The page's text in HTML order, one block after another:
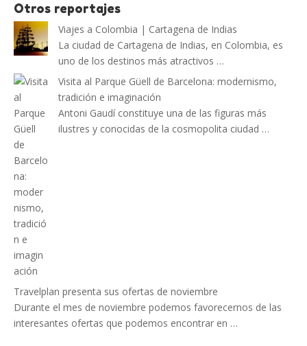
Otros reportajes
Viajes a Colombia | Cartagena de Indias
La ciudad de Cartagena de Indias, en Colombia, es
uno de los destinos más atractivos …
Visita al Parque Güell de Barcelona: modernismo,
tradición e imaginación
Antoni Gaudí constituye una de las figuras más
ilustres y conocidas de la cosmopolita ciudad …
Travelplan presenta sus ofertas de noviembre
Durante el mes de noviembre podemos favorecernos de las
interesantes ofertas que podemos encontrar en …